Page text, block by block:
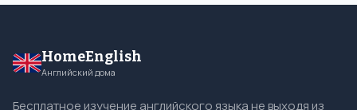
HomeEnglish
Английский дома
Бесплатное изучение английского языка не выходя из